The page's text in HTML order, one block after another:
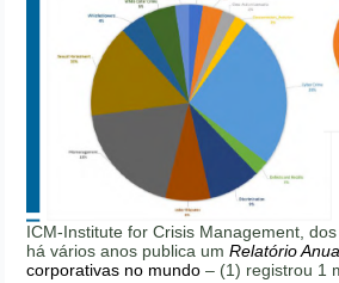
ICM-Institute for Crisis Management,
há vários anos publica umRelatório
corporativas no mundo – (1) registrou 1